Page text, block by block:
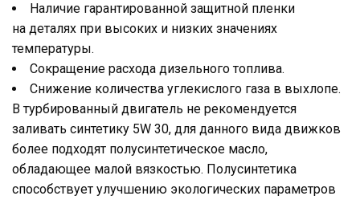
Наличие гарантированной защитной пленки
на деталях при высоких и низких значениях
температуры.
Сокращение расхода дизельного топлива.
Снижение количества углекислого газа в выхлопе.
В турбированный двигатель не рекомендуется
заливать синтетику 5W 30, для данного вида движков
более подходят полусинтетическое масло,
обладающее малой вязкостью. Полусинтетика
способствует улучшению экологических параметров